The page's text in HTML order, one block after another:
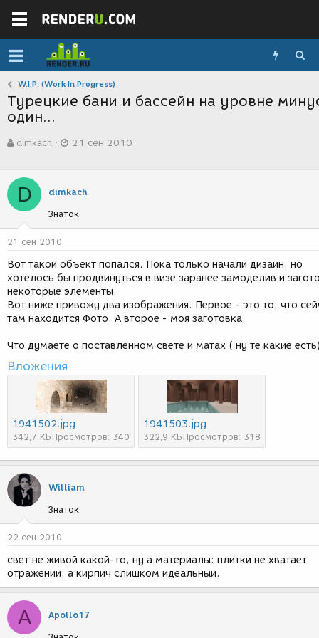
W.I.P. (Work In Progress)
Турецкие бани и бассейн на уровне
один...
в
р
т
е
ы
dimkach
а
о
з
и
я
21 сен 2010
D dimkach
Знаток
21 сен 2010
Вот такой объект попался. Пока только начали дизайн, но
хотелось бы продвинуться в визе заранее замоделив и
некоторые элементы.
Вот ниже привожу два изображения. Первое - это то, что
там находится Фото. А второе - моя заготовка.
Что думаете о поставленном свете и матах ( ну те какие
Вложения
1941502.jpg
342,7 КБ Просмотров: 340
1941503.jpg
322,9 КБ Просмотров: 318
William
Знаток
22 сен 2010
свет не живой какой-то, ну а материалы: плитки не хватает
отражений, а кирпич слишком идеальный.
A Apollo17